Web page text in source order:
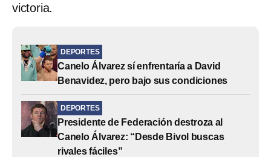
victoria.
DEPORTES
Canelo Álvarez sí enfrentaría a David
Benavidez, pero bajo sus condiciones
DEPORTES
Presidente de Federación destroza al
Canelo Álvarez: “Desde Bivol buscas
rivales fáciles”